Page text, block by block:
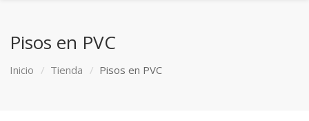
Pisos en PVC
Inicio Tienda Pisos en PVC